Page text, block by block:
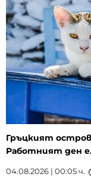
Гръцкият
Работният ден
04.08.2026 | 00:05 ч.